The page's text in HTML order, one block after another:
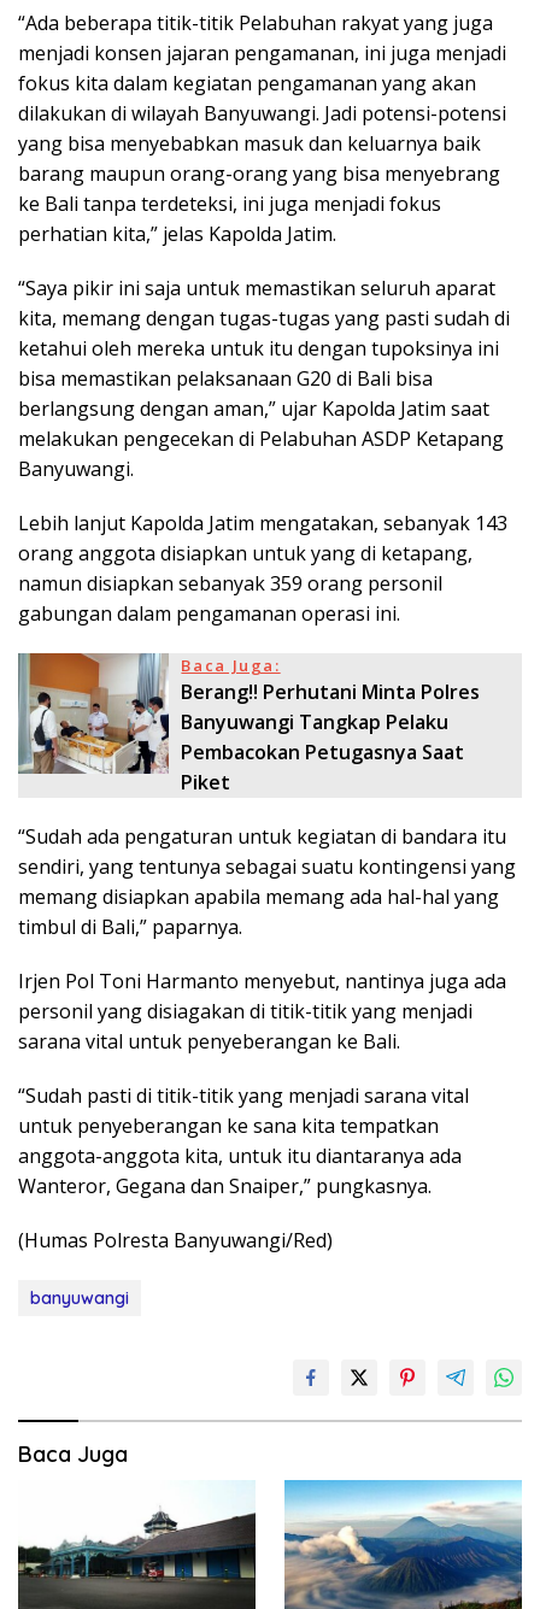
“Ada beberapa titik-titik Pelabuhan rakyat yang juga
menjadi konsen jajaran pengamanan, ini juga menjadi
fokus kita dalam kegiatan pengamanan yang akan
dilakukan di wilayah Banyuwangi. Jadi potensi-potensi
yang bisa menyebabkan masuk dan keluarnya baik
barang maupun orang-orang yang bisa menyebrang
ke Bali tanpa terdeteksi, ini juga menjadi fokus
perhatian kita,” jelas Kapolda Jatim.
“Saya pikir ini saja untuk memastikan seluruh aparat
kita, memang dengan tugas-tugas yang pasti sudah di
ketahui oleh mereka untuk itu dengan tupoksinya ini
bisa memastikan pelaksanaan G20 di Bali bisa
berlangsung dengan aman,” ujar Kapolda Jatim saat
melakukan pengecekan di Pelabuhan ASDP Ketapang
Banyuwangi.
Lebih lanjut Kapolda Jatim mengatakan, sebanyak 143
orang anggota disiapkan untuk yang di ketapang,
namun disiapkan sebanyak 359 orang personil
gabungan dalam pengamanan operasi ini.
Baca Juga:
Berang!! Perhutani Minta Polres
Banyuwangi Tangkap Pelaku
Pembacokan Petugasnya Saat
Piket
“Sudah ada pengaturan untuk kegiatan di bandara itu
sendiri, yang tentunya sebagai suatu kontingensi yang
memang disiapkan apabila memang ada hal-hal yang
timbul di Bali,” paparnya.
Irjen Pol Toni Harmanto menyebut, nantinya juga ada
personil yang disiagakan di titik-titik yang menjadi
sarana vital untuk penyeberangan ke Bali.
“Sudah pasti di titik-titik yang menjadi sarana vital
untuk penyeberangan ke sana kita tempatkan
anggota-anggota kita, untuk itu diantaranya ada
Wanteror, Gegana dan Snaiper,” pungkasnya.
(Humas Polresta Banyuwangi/Red)
banyuwangi
Baca Juga